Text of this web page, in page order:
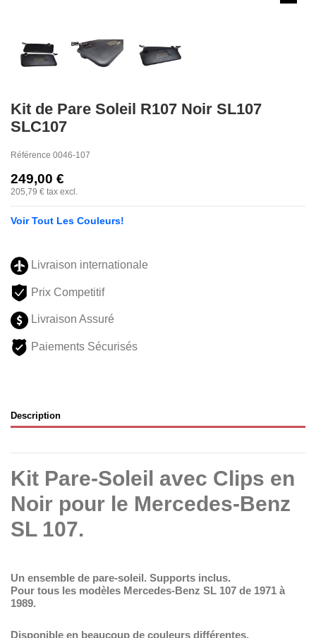
Kit de Pare Soleil R107 Noir SL107
SLC107
Référence 0046-107
249,00 €
205,79 € tax excl.
Voir Tout Les Couleurs!
Livraison internationale
Prix Competitif
Livraison Assuré
Paiements Sécurisés
Description
Kit Pare-Soleil avec Clips en
Noir pour le Mercedes-Benz
SL 107.
Un ensemble de pare-soleil. Supports inclus.
Pour tous les modèles Mercedes-Benz SL 107 de 1971 à
1989.
Disponible en beaucoup de couleurs différentes.